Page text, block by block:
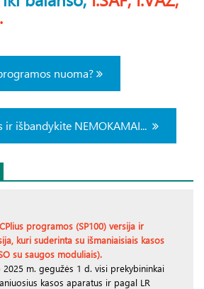
nuoma?
ir išbandykite NEMOKAMAI...
programos (SP100) versija ir
kuri suderinta su išmaniaisiais kasos
su saugos moduliais).
2025 m. gegužės 1 d. visi prekybininkai
kasos aparatus ir pagal LR